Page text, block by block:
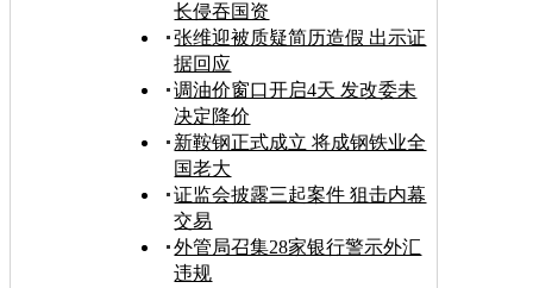
长侵吞国资
张维迎被质疑简历造假 出示证
据回应
调油价窗口开启4天 发改委未
决定降价
新鞍钢正式成立 将成钢铁业全
国老大
证监会披露三起案件 狙击内幕
交易
外管局召集28家银行警示外汇
违规